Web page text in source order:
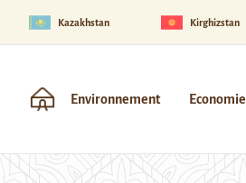
Kazakhstan Kirghizstan
Environnement Economie